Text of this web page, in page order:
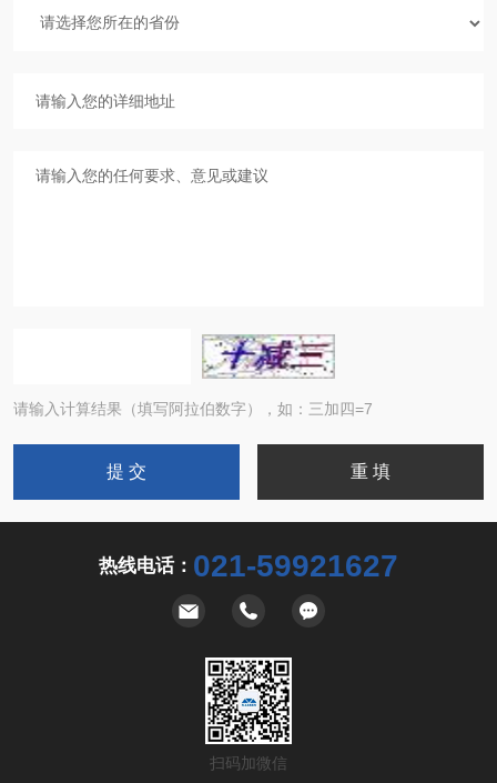
请输入计算结果（填写阿拉伯数字），如：三加四=7
热线电话： 021-59921627
扫码加微信